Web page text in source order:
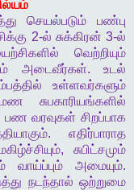
செயல்படும்
பண்பு
2-ல் சுக்கிரன் 3-ல்
வெற்றியும்
அடைவீர்கள். உடல்
உள்ளவர்களும்
சுபகாரியங்களில்
பண வரவுகள் சிறப்பாக
. எதிர்பாராத
, சுபிட்சமும்
வாய்ப்பும் அமையும்.
நடந்தால் ஒற்றுமை